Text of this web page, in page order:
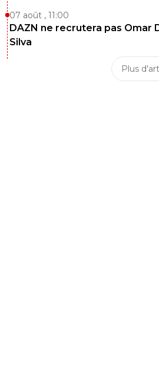
07 août , 11:00
DAZN ne recrutera pas Omar
Silva
Plus